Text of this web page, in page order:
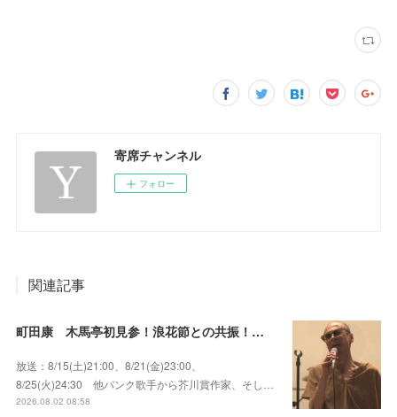
寄席チャンネル
フォロー
関連記事
町田康 木馬亭初見参！浪花節との共振！～マチダ地蔵尊 他
放送：8/15(土)21:00、8/21(金)23:00、
8/25(火)24:30 他パンク歌手から芥川賞作家、そし…
2026.08.02 08:58